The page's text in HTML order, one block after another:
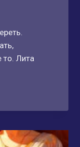
то. Лита